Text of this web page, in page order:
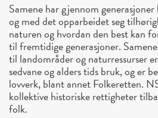
Samene har gjennom
og med det opparbeidet seg
naturen og hvordan den best kan
til fremtidige generasjoner.
til landområder og naturressurser
sedvane og alders tids bruk, og er
lovverk, blant annet Folkeretten.
kollektive historiske rettigheter
folk.